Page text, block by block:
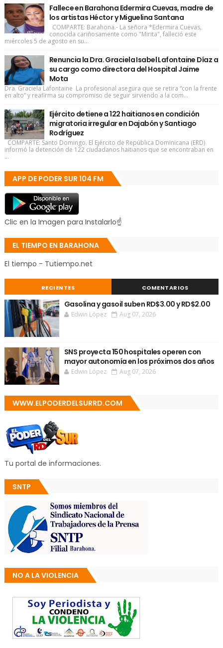
Fallece en Barahona Edermira Cuevas, madre de
los artistas Héctor y Miguelina Santana
COMPARTE: Barahona.- La señora *Edermira Cuevas,
conocida cariñosamente como "Mirita", falleció este
miércoles 5 de agosto en su...
Renuncia la Dra. Graciela Isabel Lafontaine Díaz a
su cargo como directora del Hospital Jaime
Mota
Dra. Graciela Lafontaine La profesional asegura que se retira “con la frente
en alto” y reafirma su compromiso de seguir sirviendo a la com...
Ejército detiene a 122 haitianos en condición
migratoria irregular en Dajabón y Santiago
Rodríguez
COMPARTE: Santo Domingo. El Ejército de República Dominicana (ERD)
informó la detención de 122 ciudadanos haitianos que se encontraban en
...
APP DE PODER SUR 104 FM
Clic en la Imagen para Instalarlo☝
EL TIEMPO EN BARAHONA
El tiempo - Tutiempo.net
RECIENTES COMENTARIOS
Gasolina y gasoil suben RD$3.00 y RD$2.00
Edwin López Aug 07, 2026
SNS proyecta 150 hospitales operen con
mayor autonomía en los próximos dos años
Edwin López Aug 07, 2026
WWW.ELPODERDELSURRD.COM
Tu portal de informaciones.
SNTP
NO A LA VIOLENCIA